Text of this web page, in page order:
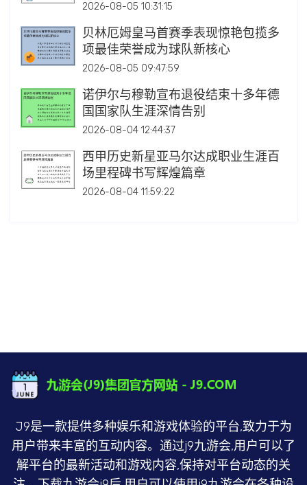
2026-08-05 10:31:15
贝林厄姆皇马首赛季表现惊艳包揽多
项最佳荣誉成为球队新核心
2026-08-05 09:47:59
诺伊尔与穆勒宣布退役结束十多年德
国国家队生涯深情告别
2026-08-04 12:44:37
西甲历史新星亚马尔达成职业生涯百
场里程碑书写辉煌篇章
2026-08-04 11:59:22
J9是一款提供多种娱乐和游戏体验的平台,致力于为
用户带来丰富的互动内容。通过j9九游会,用户可以了
解平台的最新活动和游戏内容,保持对平台动态的关